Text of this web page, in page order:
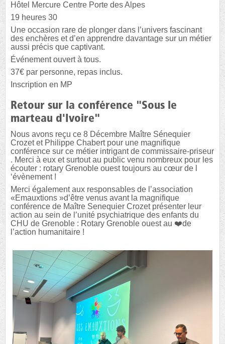
Hôtel Mercure Centre Porte des Alpes
19 heures 30
Une occasion rare de plonger dans l’univers fascinant
des enchères et d’en apprendre davantage sur un métier
aussi précis que captivant.
Événement ouvert à tous.
37€ par personne, repas inclus.
Inscription en MP
Retour sur la conférence "Sous le
marteau d'Ivoire"
Nous avons reçu ce 8 Décembre Maître Sénequier
Crozet et Philippe Chabert pour une magnifique
conférence sur ce métier intrigant de commissaire-priseur
. Merci à eux et surtout au public venu nombreux pour les
écouter : rotary Grenoble ouest toujours au cœur de l
‘évènement !
Merci également aux responsables de l’association
«Emauxtions »d’être venus avant la magnifique
conférence de Maître Senequier Crozet présenter leur
action au sein de l’unité psychiatrique des enfants du
CHU de Grenoble : Rotary Grenoble ouest au ❤️de
l’action humanitaire !